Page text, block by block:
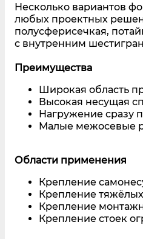
Несколько вариантов
любых проектных
полусферисечкая,
с внутренним
Преимущества
Широкая область
Высокая несущая
Нагружение сразу
Малые межосевые
Области применения
Крепление
Крепление
Крепление
Крепление стоек